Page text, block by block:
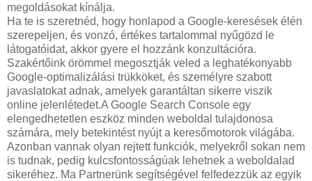
megoldásokat kínálja.
Ha te is szeretnéd, hogy honlapod a Google-keresések élén
szerepeljen, és vonzó, értékes tartalommal nyűgözd le
látogatóidat, akkor gyere el hozzánk konzultációra.
Szakértőink örömmel megosztják veled a leghatékonyabb
Google-optimalizálási trükköket, és személyre szabott
javaslatokat adnak, amelyek garantáltan sikerre viszik
online jelenlétedet.A Google Search Console egy
elengedhetetlen eszköz minden weboldal tulajdonosa
számára, mely betekintést nyújt a keresőmotorok világába.
Azonban vannak olyan rejtett funkciók, melyekről sokan nem
is tudnak, pedig kulcsfontosságúak lehetnek a weboldalad
sikeréhez. Ma Partnerünk segítségével felfedezzük az egyik